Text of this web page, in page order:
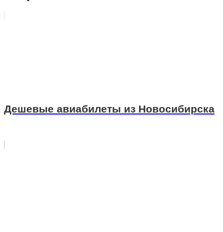
Дешевые авиабилеты из Новосибирска